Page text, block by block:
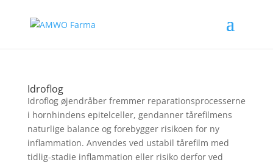
Idroflog
Idroflog øjendråber fremmer reparationsprocesserne
i hornhindens epitelceller, gendanner tårefilmens
naturlige balance og forebygger risikoen for ny
inflammation. Anvendes ved ustabil tårefilm med
tidlig-stadie inflammation eller risiko derfor ved